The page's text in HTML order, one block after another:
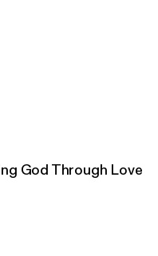
God Through Love